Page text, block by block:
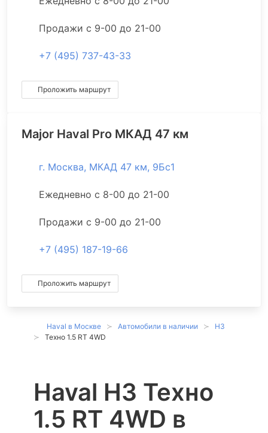
Продажи с 9-00 до 21-00
+7 (495) 737-43-33
Проложить маршрут
Major Haval Pro МКАД 47 км
г. Москва, МКАД 47 км, 9Бс1
Ежедневно с 8-00 до 21-00
Продажи с 9-00 до 21-00
+7 (495) 187-19-66
Проложить маршрут
Haval в Москве Автомобили в наличии
H3
Техно 1.5 RT 4WD
Haval H3 Техно
1.5 RT 4WD в